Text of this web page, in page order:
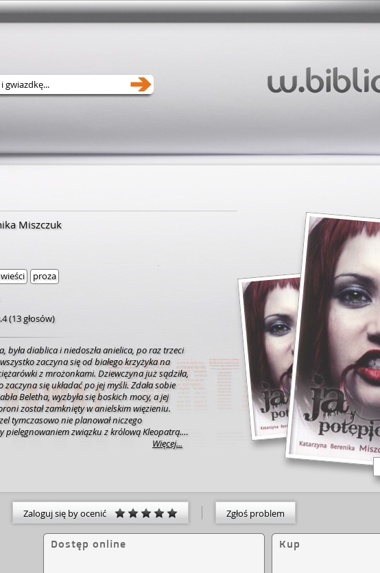
Miszczuk
proza
(13 głosów)
była diablica i niedoszła anielica, po raz trzeci
zaczyna się od białego krzyżyka na
z mrożonkami. Dziewczyna już sądziła,
zaczyna się układać po jej myśli. Zdała sobie
Beletha, wyzbyła się boskich mocy, a jej
został zamknięty w anielskim więzieniu.
tymczasowo nie planował niczego
pielęgnowaniem związku z królową Kleopatrą.
piękne. Do czasu, kiedy przypadkiem trafiła do
- czy Wiktoria wreszcie będzie z Belethem?
Więcej...
Zaloguj się by ocenić Zgłoś problem
Dostęp online Kup